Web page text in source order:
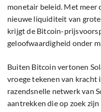
monetair beleid. Met meer
nieuwe liquiditeit van
krijgt de Bitcoin-
geloofwaardigheid onder
Buiten Bitcoin vertonen
vroege tekenen van kracht
razendsnelle netwerk van
aantrekken die op zoek